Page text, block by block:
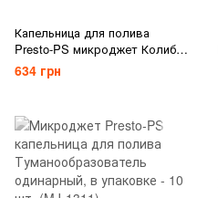
Капельница для полива
Presto-PS микроджет Колибри
MS-8080, в упаковке - 10 шт.
(MS-8160)
634 грн